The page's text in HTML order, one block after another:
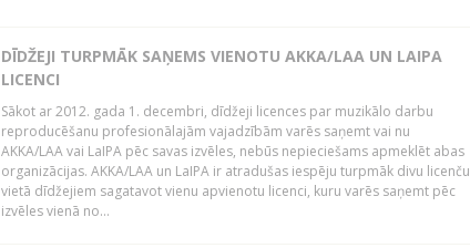
DĪDŽEJI TURPMĀK SAŅEMS VIENOTU AKKA/LAA UN LAIPA
LICENCI
Sākot ar 2012. gada 1. decembri, dīdžeji licences par muzikālo darbu
reproducēšanu profesionālajām vajadzībām varēs saņemt vai nu
AKKA/LAA vai LaIPA pēc savas izvēles, nebūs nepieciešams apmeklēt abas
organizācijas. AKKA/LAA un LaIPA ir atradušas iespēju turpmāk divu licenču
vietā dīdžejiem sagatavot vienu apvienotu licenci, kuru varēs saņemt pēc
izvēles vienā no...